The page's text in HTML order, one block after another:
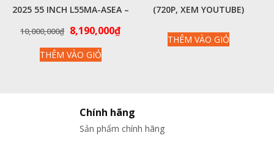
2025 55 INCH L55MA-ASEA –
10,000,000₫ Giá
là:
8,190,000₫Giá
THÊM VÀO GIỎ
(720P, XEM YOUTUBE)
THÊM VÀO GIỎ
Chính hãng
Sản phẩm chính hãng